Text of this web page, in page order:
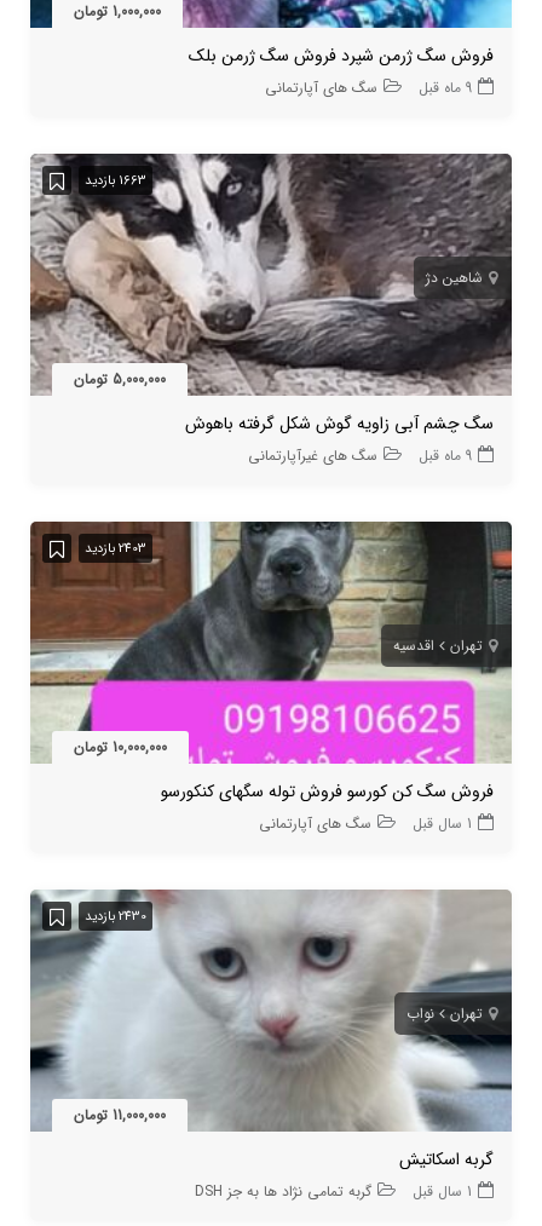
1,000,000 تومان
فروش سگ ژرمن شپرد فروش سگ ژرمن بلک
9 ماه قبل سگ های آپارتمانی
1663 بازدید
شاهین دژ
5,000,000 تومان
سگ چشم آبی زاویه گوش شکل گرفته باهوش
9 ماه قبل سگ های غیرآپارتمانی
2403 بازدید
تهران اقدسیه
10,000,000 تومان
فروش سگ کن کورسو فروش توله سگهای کنکورسو
1 سال قبل سگ های آپارتمانی
2430 بازدید
تهران نواب
11,000,000 تومان
گربه اسکاتیش
1 سال قبل گربه تمامی نژاد ها به جز DSH